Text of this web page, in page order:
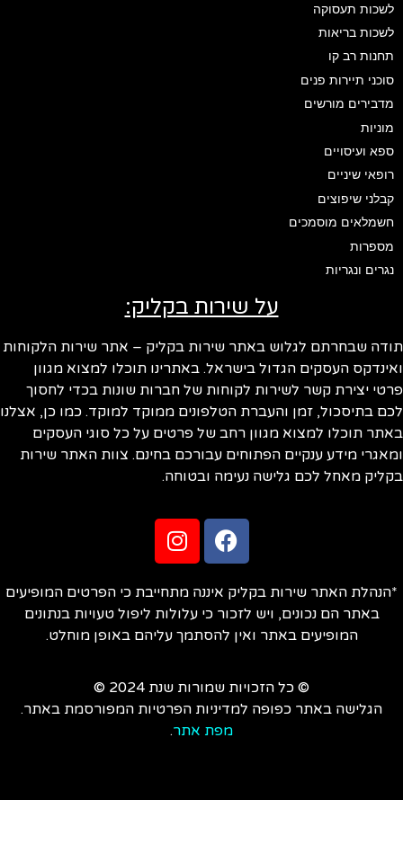
לשכות תעסוקה
לשכות בריאות
תחנות רב קו
סוכני תיירות פנים
מדבירים מורשים
מוניות
ספא ועיסויים
רופאי שיניים
קבלני שיפוצים
חשמלאים מוסמכים
מספרות
נגרים ונגריות
על שירות בקליק:
שבחרתם לגלוש באתר שירות בקליק – אתר שירות הלקוחות
העסקים הגדול בישראל. באתרינו תוכלו למצוא מגוון
יצירת קשר לשירות לקוחות של חברות שונות בכדי לחסוך
בתיסכול, זמן והעברת הטלפונים ממוקד למוקד. כמו כן, אצלנו
תוכלו למצוא מגוון רחב של פרטים על כל סוגי העסקים
מידע ענקיים הפתוחים עבורכם בחינם. צוות האתר שירות
מאחל לכם גלישה נעימה ובטוחה.
האתר שירות בקליק איננה מתחייבת כי הפרטים המופיעים
באתר הם נכונים, ויש לזכור כי עלולות ליפול טעויות בנתונים
המופיעים באתר ואין להסתמך עליהם באופן מוחלט.
© כל הזכויות שמורות שנת 2024 ©
הגלישה באתר כפופה למדיניות הפרטיות המפורסמת באתר.
מפת אתר.